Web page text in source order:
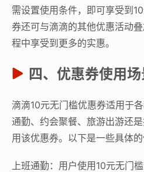
需设置使用条件，即可享受到
券还可与滴滴的其他优惠活动
程中享受到更多的实惠。
四、优惠券使用场
滴滴10元无门槛优惠券适用于
通勤、约会聚餐、旅游出游还
用该优惠券。以下是一些具体的
上班通勤：用户使用10元无门